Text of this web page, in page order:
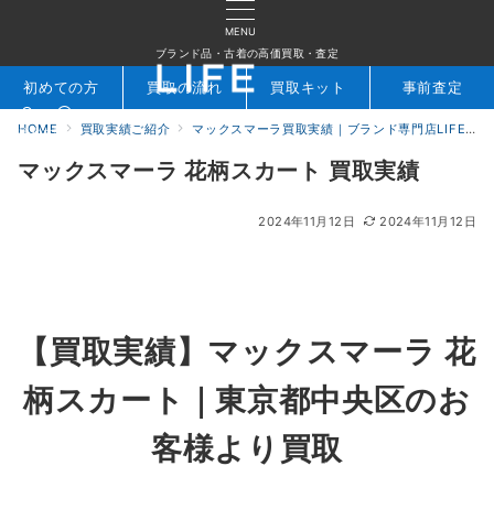
MENU
ブランド品・古着の高価買取・査定
検索 お問合せ
初めての方 買取の流れ 買取キット 事前査定
HOME 買取実績ご紹介 マックスマーラ買取実績｜ブランド専門店LIFE
マックスマーラ 花柄スカート 買取実績
2024年11月12日 2024年11月12日
【買取実績】マックスマーラ 花
柄スカート｜東京都中央区のお
客様より買取